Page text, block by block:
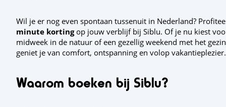
Wil je er nog even spontaan tussenuit in Nederland?
minute kortingop jouw verblijf bij Siblu. Of je nu kiest
midweek in de natuur of een gezellig weekend met het
geniet je van comfort, ontspanning en volop vakantieplezier.
Waarom boeken bij Siblu?